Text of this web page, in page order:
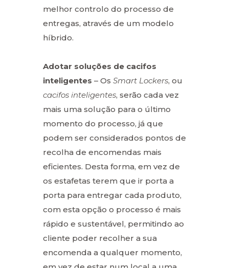
melhor controlo do processo de
entregas, através de um modelo
híbrido.
Adotar soluções de cacifos
inteligentes – Os Smart Lockers, ou
cacifos inteligentes, serão cada vez
mais uma solução para o último
momento do processo, já que
podem ser considerados pontos de
recolha de encomendas mais
eficientes. Desta forma, em vez de
os estafetas terem que ir porta a
porta para entregar cada produto,
com esta opção o processo é mais
rápido e sustentável, permitindo ao
cliente poder recolher a sua
encomenda a qualquer momento,